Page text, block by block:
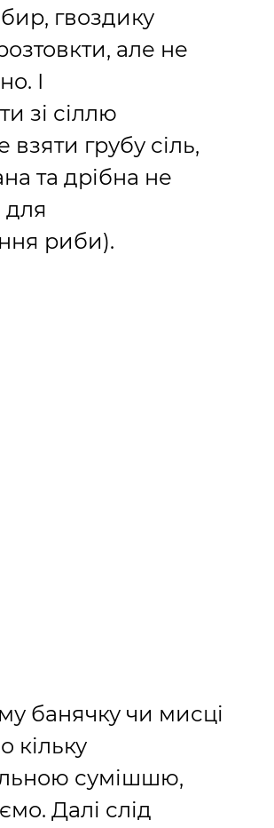
гвоздику
але не
І
зі сіллю
грубу сіль,
та дрібна не
для
риби).
банячку чи мисці
кільку
сумішшю,
Далі слід